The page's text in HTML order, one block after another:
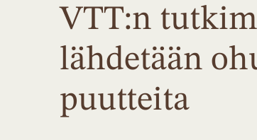
VTT:n
lähdetään
puutteita